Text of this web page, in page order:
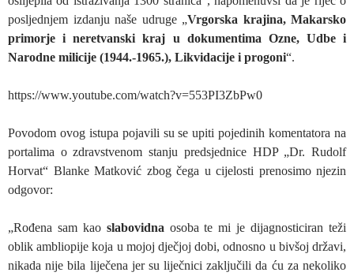
posljednjem izdanju naše udruge „Vrgorska krajina, Makarsko
primorje i neretvanski kraj u dokumentima Ozne, Udbe i
Narodne milicije (1944.-1965.), Likvidacije i progoni“.
https://www.youtube.com/watch?v=553PI3ZbPw0
Povodom ovog istupa pojavili su se upiti pojedinih komentatora na
portalima o zdravstvenom stanju predsjednice HDP „Dr. Rudolf
Horvat“ Blanke Matković zbog čega u cijelosti prenosimo njezin
odgovor:
„Rođena sam kao slabovidna osoba te mi je dijagnosticiran teži
oblik ambliopije koja u mojoj dječjoj dobi, odnosno u bivšoj državi,
nikada nije bila liječena jer su liječnici zaključili da ću za nekoliko